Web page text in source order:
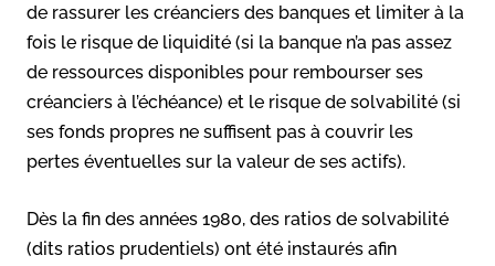
de rassurer les créanciers des banques et limiter à la
fois le risque de liquidité (si la banque n’a pas assez
de ressources disponibles pour rembourser ses
créanciers à l’échéance) et le risque de solvabilité (si
ses fonds propres ne suffisent pas à couvrir les
pertes éventuelles sur la valeur de ses actifs).
Dès la fin des années 1980, des ratios de solvabilité
(dits ratios prudentiels) ont été instaurés afin